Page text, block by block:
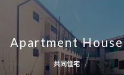
Apartment House
共同住宅